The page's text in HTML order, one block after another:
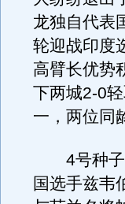
龙独自代表
轮迎战印度
高臂长优势
下两城2-0
一，两位同
4号种子
国选手兹韦